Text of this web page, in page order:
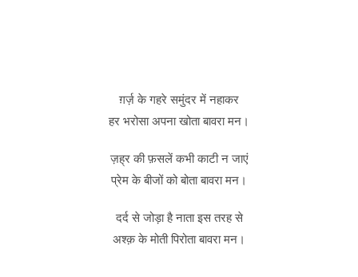
ग़र्ज़ के गहरे समुंदर में नहाकर
हर भरोसा अपना खोता बावरा मन।
ज़ह्र की फ़सलें कभी काटी न जाएं
प्रेम के बीजों को बोता बावरा मन।
दर्द से जोड़ा है नाता इस तरह से
अश्क़ के मोती पिरोता बावरा मन।